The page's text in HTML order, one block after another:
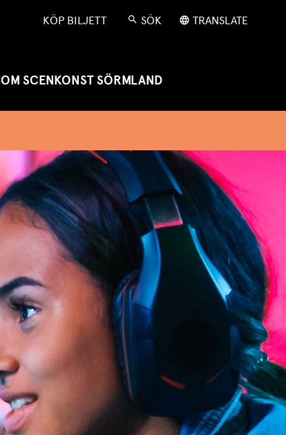
OM SCENKONST SÖRMLAND
KÖP BILJETT SÖK TRANSLATE